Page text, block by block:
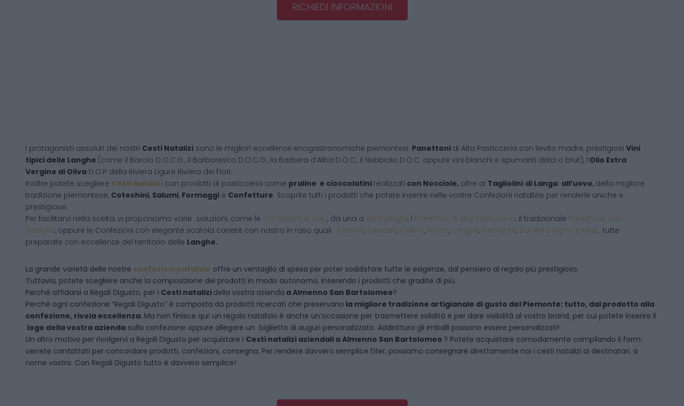
RICHIEDI INFORMAZIONI
I protagonisti assoluti dei nostri Cesti Natalizi sono le migliori eccellenze enogastronomiche piemontesi: Panettoni di Alta Pasticceria con lievito madre, prestigiosi Vini
tipici delle Langhe (come il Barolo D.O.C.G., il Barbaresco D.O.C.G., la Barbera d’Alba D.O.C., il Nebbiolo D.O.C. oppure vini bianchi e spumanti dolci o brut), l’Olio Extra
Vergine di Oliva D.O.P della Riviera Ligure Riviera dei Fiori.
Inoltre potete scegliere Cesti Natalizi con prodotti di pasticceria come praline e cioccolatini realizzati con Nocciole, oltre ai Tagliolini di Langa all’uovo, della migliore
tradizione piemontese, Cotechini, Salumi, Formaggi e Confetture. Scoprite tutti i prodotti che potete inserire nelle vostre Confezioni natalizie per renderle uniche e
prestigiose.
Per facilitarvi nella scelta, vi proponiamo varie soluzioni, come le Confezioni di Vino, da una a sei bottiglie, i Panettoni di Alta Pasticceria, il tradizionale Panettone con
Bottiglia, oppure le Confezioni con elegante scatola canetè con nastro in raso quali: Pensieri, Desideri, Collina, Roero, Langhe, Piemonte, Bauletto legno e Maxi, tutte
preparate con eccellenze del territorio delle Langhe.
La grande varietà delle nostre confezioni natalizie offre un ventaglio di spesa per poter soddisfare tutte le esigenze, dal pensiero al regalo più prestigioso.
Tuttavia, potete scegliere anche la composizione dei prodotti in modo autonomo, inserendo i prodotti che gradite di più.
Perché affidarsi a Regali Digusto, per i Cesti natalizi della vostra azienda aAlmenno San Bartolomeo?
Perché ogni confezione “Regali Digusto” è composta da prodotti ricercati che preservano la migliore tradizione artigianale di gusto del Piemonte: tutto, dal prodotto alla
confezione, rivela eccellenza. Ma non finisce qui: un regalo natalizio è anche un’occasione per trasmettere solidità e per dare visibilità al vostro brand, per cui potete inserire il
logo della vostra azienda sulla confezione oppure allegare un biglietto di auguri personalizzato. Addirittura gli imballi possono essere personalizzati!
Un altro motivo per rivolgervi a Regali Digusto per acquistare i Cesti natalizi aziendali aAlmenno San Bartolomeo ? Potete acquistare comodamente compilando il form:
verrete contattati per concordare prodotti, confezioni, consegna. Per rendere davvero semplice l’iter, possiamo consegnare direttamente noi i cesti natalizi ai destinatari, a
nome vostro. Con Regali Digusto tutto è davvero semplice!